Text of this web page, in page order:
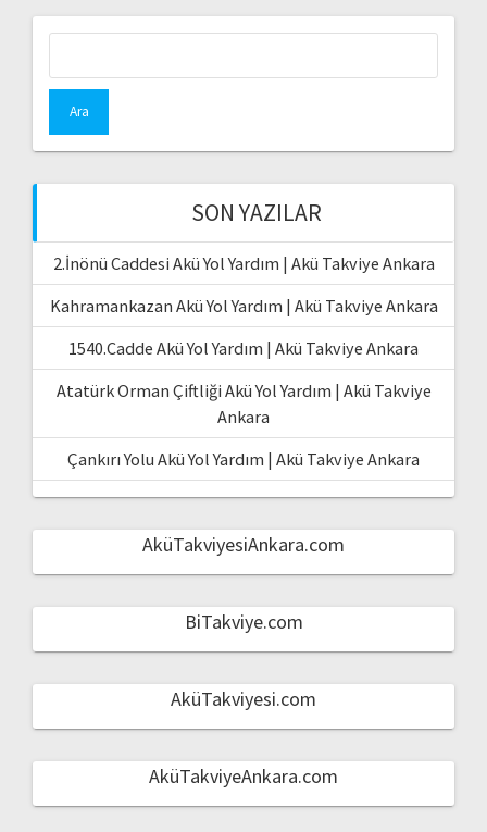
SON YAZILAR
2.İnönü Caddesi Akü Yol Yardım | Akü Takviye Ankara
Kahramankazan Akü Yol Yardım | Akü Takviye Ankara
1540.Cadde Akü Yol Yardım | Akü Takviye Ankara
Atatürk Orman Çiftliği Akü Yol Yardım | Akü Takviye
Ankara
Çankırı Yolu Akü Yol Yardım | Akü Takviye Ankara
AküTakviyesiAnkara.com
BiTakviye.com
AküTakviyesi.com
AküTakviyeAnkara.com